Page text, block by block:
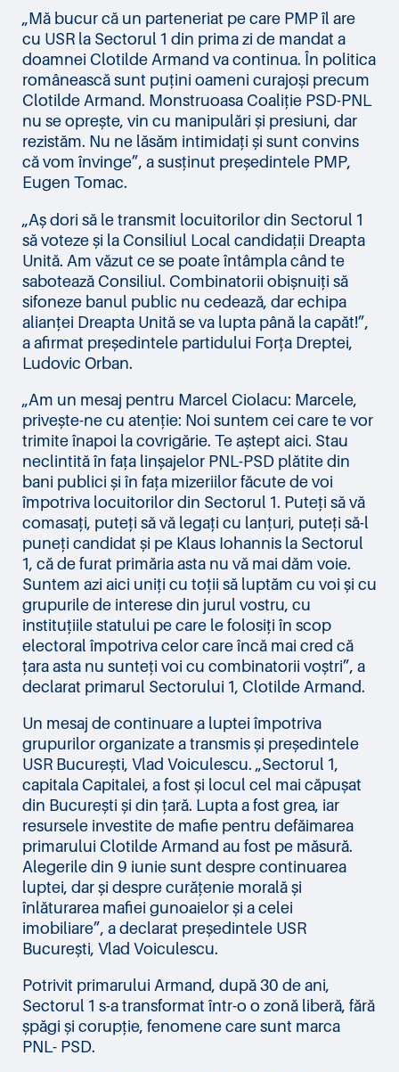
„Mă bucur că un parteneriat pe care PMP îl are
cu USR la Sectorul 1 din prima zi de mandat a
doamnei Clotilde Armand va continua. În politica
românească sunt puțini oameni curajoși precum
Clotilde Armand. Monstruoasa Coaliție PSD-PNL
nu se oprește, vin cu manipulări și presiuni, dar
rezistăm. Nu ne lăsăm intimidați și sunt convins
că vom învinge”, a susținut președintele PMP,
Eugen Tomac.
„Aș dori să le transmit locuitorilor din Sectorul 1
să voteze și la Consiliul Local candidații Dreapta
Unită. Am văzut ce se poate întâmpla când te
sabotează Consiliul. Combinatorii obișnuiți să
sifoneze banul public nu cedează, dar echipa
alianței Dreapta Unită se va lupta până la capăt!”,
a afirmat președintele partidului Forța Dreptei,
Ludovic Orban.
„Am un mesaj pentru Marcel Ciolacu: Marcele,
privește-ne cu atenție: Noi suntem cei care te vor
trimite înapoi la covrigărie. Te aștept aici. Stau
neclintită în fața linșajelor PNL-PSD plătite din
bani publici și în fața mizeriilor făcute de voi
împotriva locuitorilor din Sectorul 1. Puteți să vă
comasați, puteți să vă legați cu lanțuri, puteți să-l
puneți candidat și pe Klaus Iohannis la Sectorul
1, că de furat primăria asta nu vă mai dăm voie.
Suntem azi aici uniți cu toții să luptăm cu voi și cu
grupurile de interese din jurul vostru, cu
instituțiile statului pe care le folosiți în scop
electoral împotriva celor care încă mai cred că
țara asta nu sunteți voi cu combinatorii voștri”, a
declarat primarul Sectorului 1, Clotilde Armand.
Un mesaj de continuare a luptei împotriva
grupurilor organizate a transmis și președintele
USR București, Vlad Voiculescu. „Sectorul 1,
capitala Capitalei, a fost și locul cel mai căpușat
din București și din țară. Lupta a fost grea, iar
resursele investite de mafie pentru defăimarea
primarului Clotilde Armand au fost pe măsură.
Alegerile din 9 iunie sunt despre continuarea
luptei, dar și despre curățenie morală și
înlăturarea mafiei gunoaielor și a celei
imobiliare”, a declarat președintele USR
București, Vlad Voiculescu.
Potrivit primarului Armand, după 30 de ani,
Sectorul 1 s-a transformat într-o o zonă liberă, fără
șpăgi și corupție, fenomene care sunt marca
PNL- PSD.